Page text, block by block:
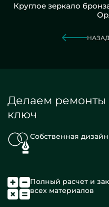
Круглое зеркало
НАЗАД
Делаем
ключ
Собственная дизайн
Полный расчет и
всех материалов